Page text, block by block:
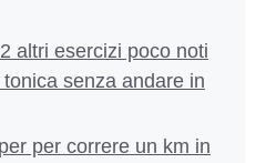
altri esercizi poco noti
senza andare in
per correre un km in